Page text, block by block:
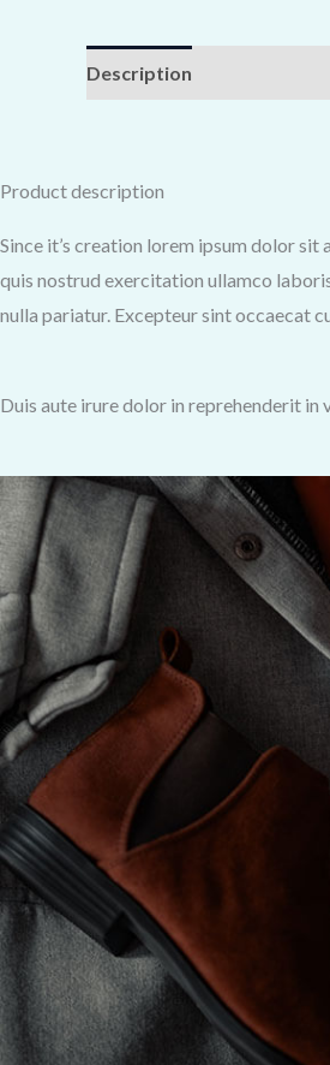
Description
Product description
Since it’s creation lorem ipsum dolor
quis nostrud exercitation ullamco
nulla pariatur. Excepteur sint occaecat
Duis aute irure dolor in reprehenderit